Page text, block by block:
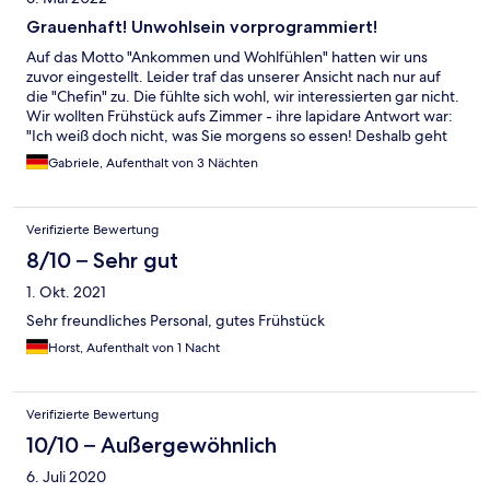
Grauenhaft! Unwohlsein vorprogrammiert!
Auf das Motto "Ankommen und Wohlfühlen" hatten wir uns
zuvor eingestellt. Leider traf das unserer Ansicht nach nur auf
die "Chefin" zu. Die fühlte sich wohl, wir interessierten gar nicht.
Wir wollten Frühstück aufs Zimmer - ihre lapidare Antwort war:
"Ich weiß doch nicht, was Sie morgens so essen! Deshalb geht
das nicht!" Abendessen aufs Zimmer: Unmöglich - angeblich
gibts kein Personal. Außerdem sollen wir rechtzeitig Bescheid
würden. Fanden wir unverschämt! Komisch: Immer wenn wir
dann im Restaurant waren, standen dort 2-3 Bedienstete rum -
alle meistens ohne Aufgabe. Also: Wo hatten die keine Zeit?!
Wir meinen: Personal gäbe es sowieso genug. Man muss die nur
anständig bezahlen wollen!! Für die drei Tage ohne jeden
Service mussten wir dann 480 € zahlen! Zudem hatten wir noch
den Eindruck, die Dame mag keine Motorradfahrer. Wir fühlten
uns ständig von der beobachtet. Am Tag der Abreise ließ Sie
Hotelschlüssel haben - dabei waren wir noch gar nicht
ausgecheckt....! Also wirklich: schrecklich und grauenhaft war
Gabriele, Aufenthalt von 3 Nächten
Verifizierte Bewertung
8/10 – Sehr gut
1. Okt. 2021
Sehr freundliches Personal, gutes Frühstück
Horst, Aufenthalt von 1 Nacht
Verifizierte Bewertung
10/10 – Außergewöhnlich
6. Juli 2020